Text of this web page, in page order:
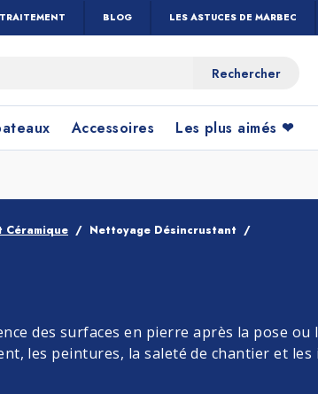
BLOG LES ASTUCES DE MARBEC
Accessoires Les plus aimés ❤
Céramique Nettoyage Désincrustant
des surfaces en pierre après la pose ou
les peintures, la saleté de chantier et les